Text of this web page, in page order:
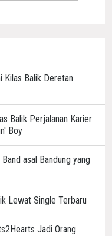
Kilas Balik Deretan
Balik Perjalanan Karier
Boy
asal Bandung yang
Lewat Single Terbaru
Jadi Orang